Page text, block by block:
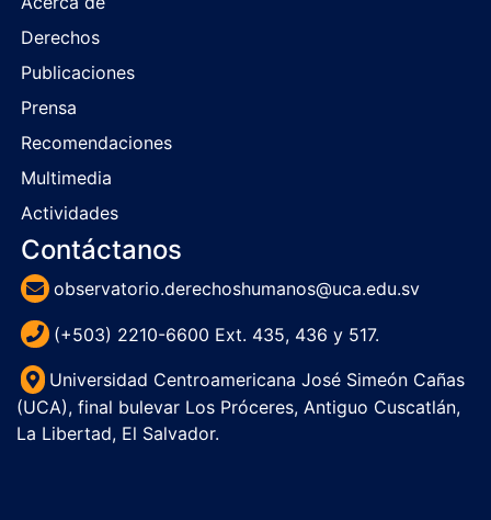
Derechos
Publicaciones
Prensa
Recomendaciones
Multimedia
Actividades
Contáctanos
observatorio.derechoshumanos@uca.edu.sv
(+503) 2210-6600 Ext. 435, 436 y 517.
Universidad Centroamericana José Simeón Cañas
(UCA), final bulevar Los Próceres, Antiguo Cuscatlán,
La Libertad, El Salvador.